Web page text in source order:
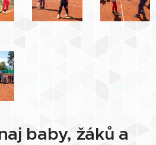
baby, žáků a